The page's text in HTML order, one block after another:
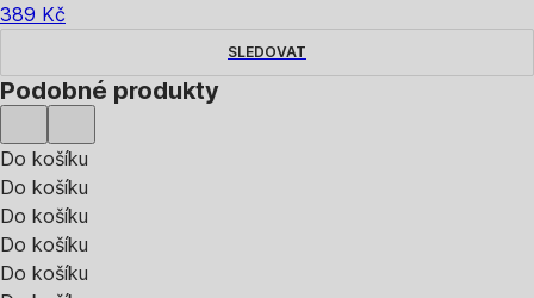
389 Kč
SLEDOVAT
Podobné produkty
Do košíku
Do košíku
Do košíku
Do košíku
Do košíku